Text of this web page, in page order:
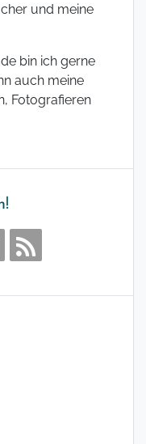
und meine
bin ich gerne
auch meine
Fotografieren